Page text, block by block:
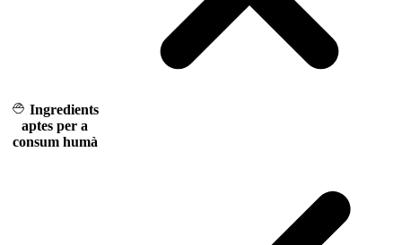
Ingredients
aptes per a
consum humà